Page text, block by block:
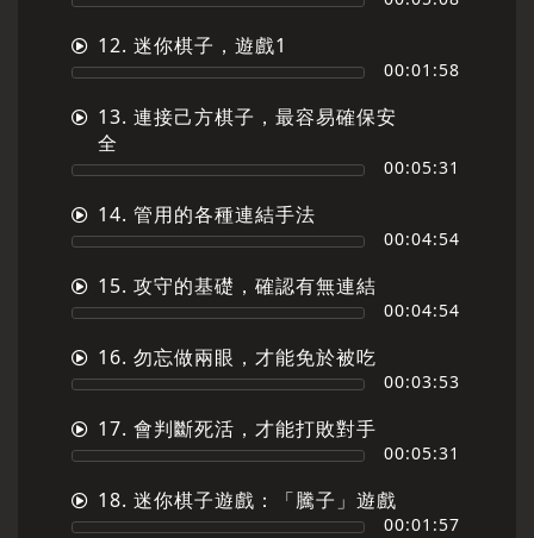
12. 迷你棋子，遊戲1
00:01:58
13. 連接己方棋子，最容易確保安
全
00:05:31
14. 管用的各種連結手法
00:04:54
15. 攻守的基礎，確認有無連結
00:04:54
16. 勿忘做兩眼，才能免於被吃
00:03:53
17. 會判斷死活，才能打敗對手
00:05:31
18. 迷你棋子遊戲：「騰子」遊戲
00:01:57